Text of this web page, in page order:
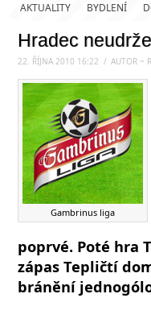
AKTUALITY BYDLENÍ
Hradec
22. ŘÍJNA 2010 16:22 / AUTOR ~
Gambrinus liga
poprvé. Poté hra
zápas Tepličtí
bránění